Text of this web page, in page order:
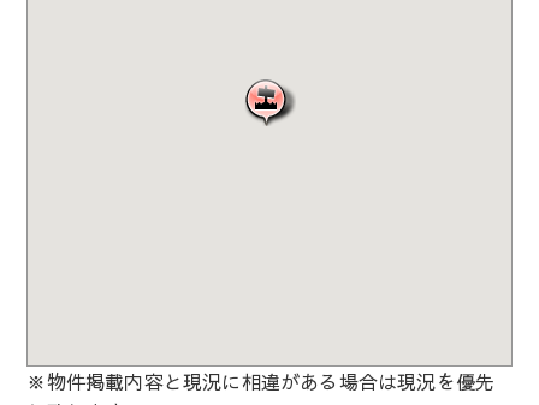
※物件掲載内容と現況に相違がある場合は現況を優先